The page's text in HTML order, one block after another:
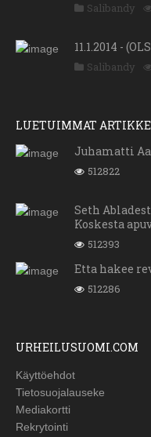
Salibandy
11.1.2014 -
Salibandy
LUETUIMMAT
Juhamatti
512822
Seth
Koskesta
512393
Etta hakee
512286
URHEILUSUOMI.COM
Käyttöehdot
Tietosuojalauseke
Mediakortti
Rekrytointi